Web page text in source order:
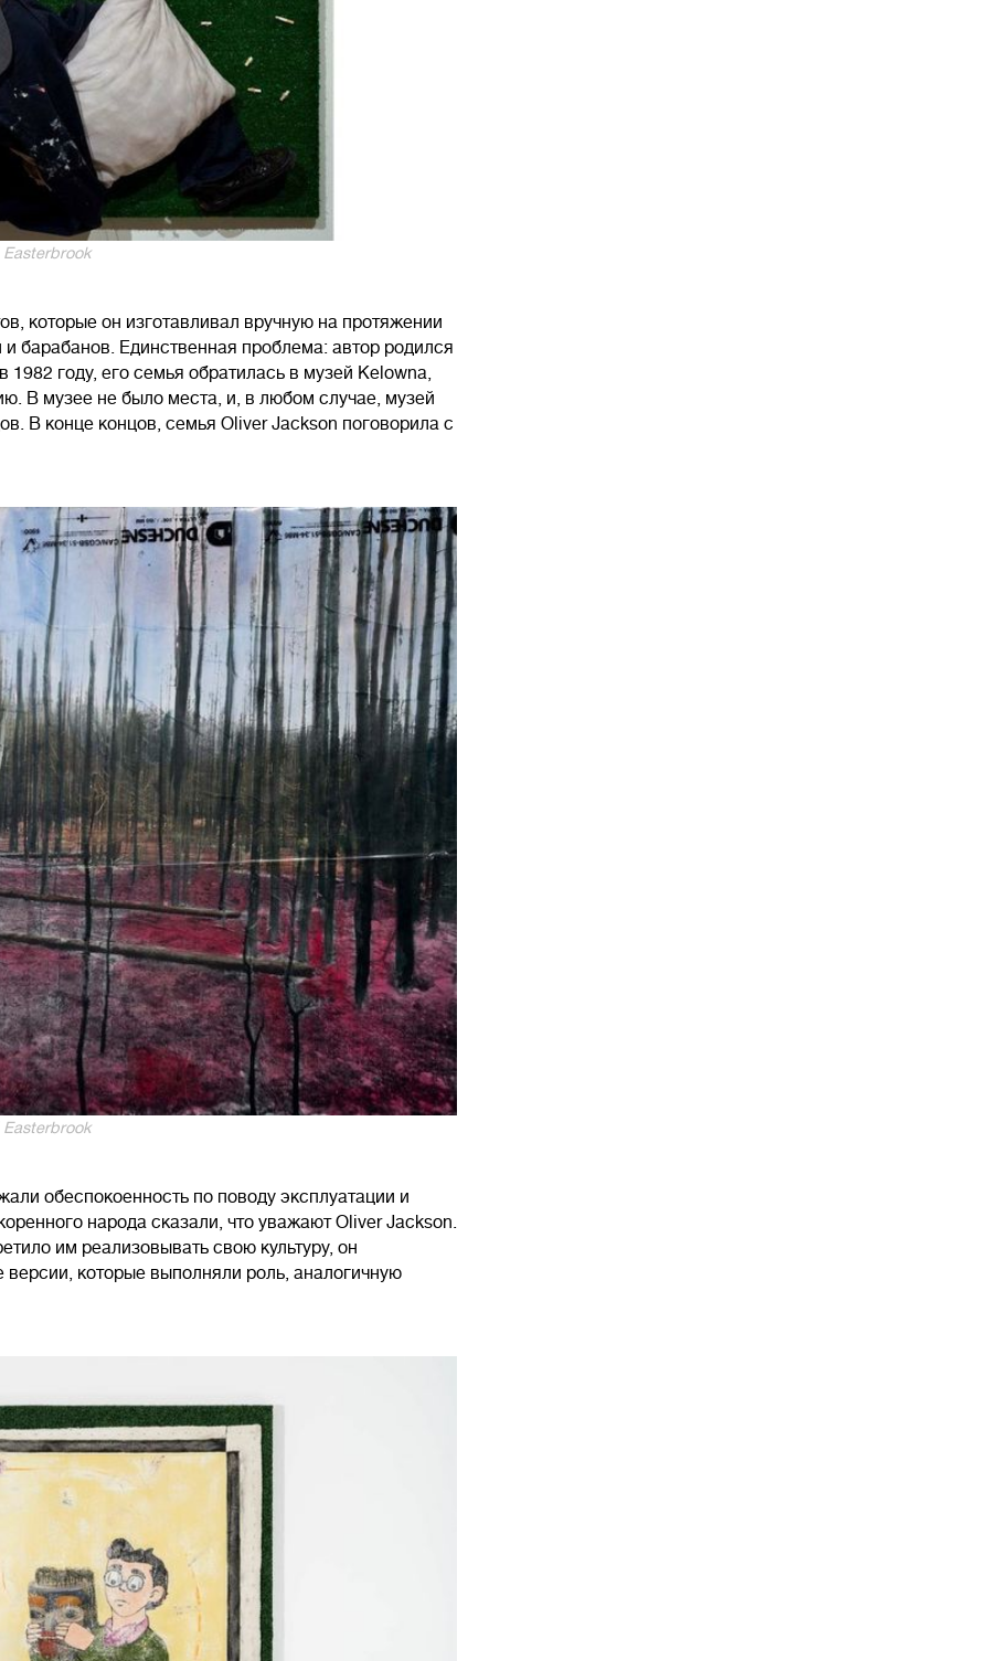
Easterbrook
которые он изготавливал вручную на протяжении
барабанов. Единственная проблема: автор родился
году, его семья обратилась в музей Kelowna,
В музее не было места, и, в любом случае, музей
В конце концов, семья Oliver Jackson поговорила с
Easterbrook
обеспокоенность по поводу эксплуатации и
народа сказали, что уважают Oliver Jackson.
им реализовывать свою культуру, он
которые выполняли роль, аналогичную